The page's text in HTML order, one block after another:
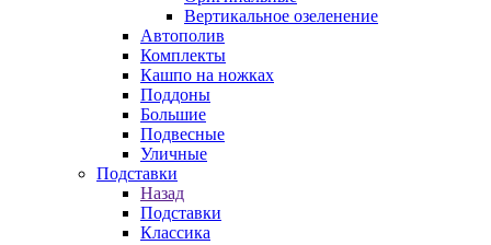
Вертикальное озеленение
Автополив
Комплекты
Кашпо на ножках
Поддоны
Большие
Подвесные
Уличные
Подставки
Назад
Подставки
Классика